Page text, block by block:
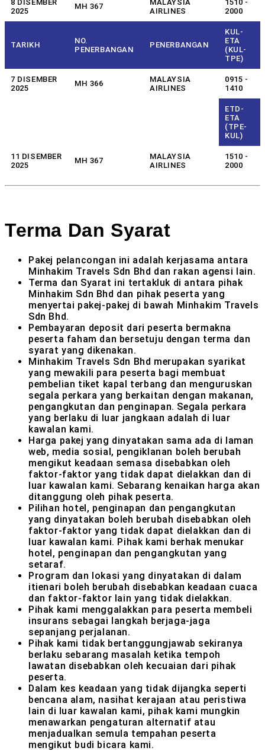
8 DISEMBER
2025
MH 367
MALAYSIA
AIRLINES
1510 -
2000
TARIKH
NO.
PENERBANGAN
PENERBANGAN
KUL-
ETA
(KUL-
TPE)
7 DISEMBER
2025
MH 366
MALAYSIA
AIRLINES
0915 -
1410
ETD-
ETA
(TPE-
KUL)
11 DISEMBER
2025
MH 367
MALAYSIA
AIRLINES
1510 -
2000
Terma Dan Syarat
Pakej pelancongan ini adalah kerjasama antara
Minhakim Travels Sdn Bhd dan rakan agensi lain.
Terma dan Syarat ini tertakluk di antara pihak
Minhakim Sdn Bhd dan pihak peserta yang
menyertai pakej-pakej di bawah Minhakim Travels
Sdn Bhd.
Pembayaran deposit dari peserta bermakna
peserta faham dan bersetuju dengan terma dan
syarat yang dikenakan.
Minhakim Travels Sdn Bhd merupakan syarikat
yang mewakili para peserta bagi membuat
pembelian tiket kapal terbang dan menguruskan
segala perkara yang berkaitan dengan makanan,
pengangkutan dan penginapan. Segala perkara
yang berlaku di luar jangkaan adalah di luar
kawalan kami.
Harga pakej yang dinyatakan sama ada di laman
web, media sosial, pengiklanan boleh berubah
mengikut keadaan semasa disebabkan oleh
faktor-faktor yang tidak dapat dielakkan dan di
luar kawalan kami. Sebarang kenaikan harga akan
ditanggung oleh pihak peserta.
Pilihan hotel, penginapan dan pengangkutan
yang dinyatakan boleh berubah disebabkan oleh
faktor-faktor yang tidak dapat dielakkan dan di
luar kawalan kami. Pihak kami berhak menukar
hotel, penginapan dan pengangkutan yang
setaraf.
Program dan lokasi yang dinyatakan di dalam
itienari boleh berubah disebabkan keadaan cuaca
dan faktor-faktor lain yang tidak dielakkan.
Pihak kami menggalakkan para peserta membeli
insurans sebagai langkah berjaga-jaga
sepanjang perjalanan.
Pihak kami tidak bertanggungjawab sekiranya
berlaku sebarang masalah ketika tempoh
lawatan disebabkan oleh kecuaian dari pihak
peserta.
Dalam kes keadaan yang tidak dijangka seperti
bencana alam, nasihat kerajaan atau peristiwa
lain di luar kawalan kami, pihak kami mungkin
menawarkan pengaturan alternatif atau
menjadualkan semula tempahan peserta
mengikut budi bicara kami.